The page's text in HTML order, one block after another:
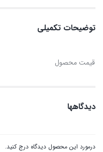
توضیحات تکمیلی
قیمت محصول
دیدگاهها
درمورد این محصول دیدگاه درج کنید.